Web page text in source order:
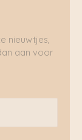
nieuwtjes,
aan voor